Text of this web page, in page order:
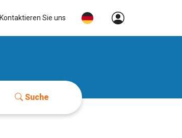
Kontaktieren Sie uns
Suche